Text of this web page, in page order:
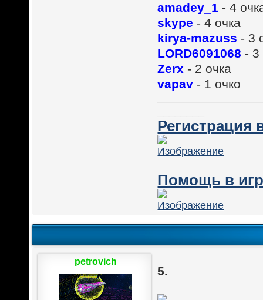
amadey_1 - 4
skype - 4 очка
kirya-mazuss - 3
LORD6091068 - 3
Zerx - 2 очка
vapav - 1 очко
Регистрация
Помощь в
5.
petrovich